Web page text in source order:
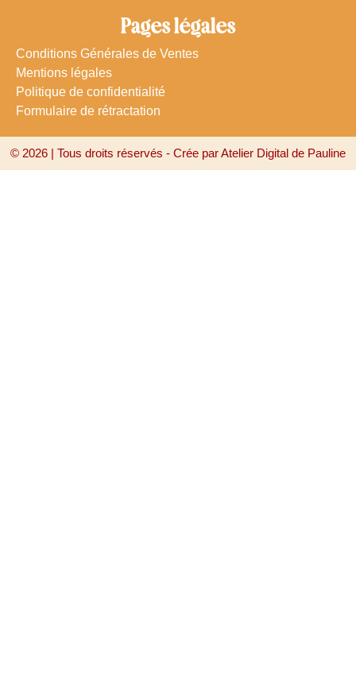
Pages légales
Conditions Générales de Ventes
Mentions légales
Politique de confidentialité
Formulaire de rétractation
© 2026 | Tous droits réservés - Crée par Atelier Digital de Pauline